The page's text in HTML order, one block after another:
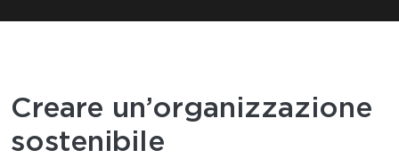
Creare un’organizzazione
sostenibile